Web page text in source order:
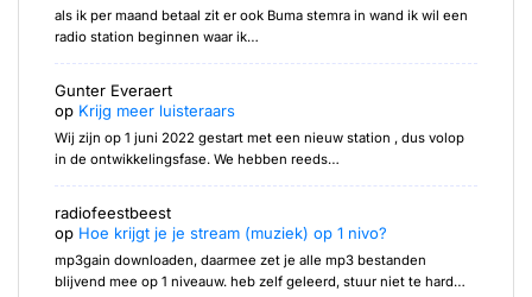
als ik per maand betaal zit er ook Buma stemra in wand ik wil een
radio station beginnen waar ik…
Gunter Everaert
op Krijg meer luisteraars
Wij zijn op 1 juni 2022 gestart met een nieuw station , dus volop
in de ontwikkelingsfase. We hebben reeds…
radiofeestbeest
op Hoe krijgt je je stream (muziek) op 1 nivo?
mp3gain downloaden, daarmee zet je alle mp3 bestanden
blijvend mee op 1 niveauw. heb zelf geleerd, stuur niet te hard…